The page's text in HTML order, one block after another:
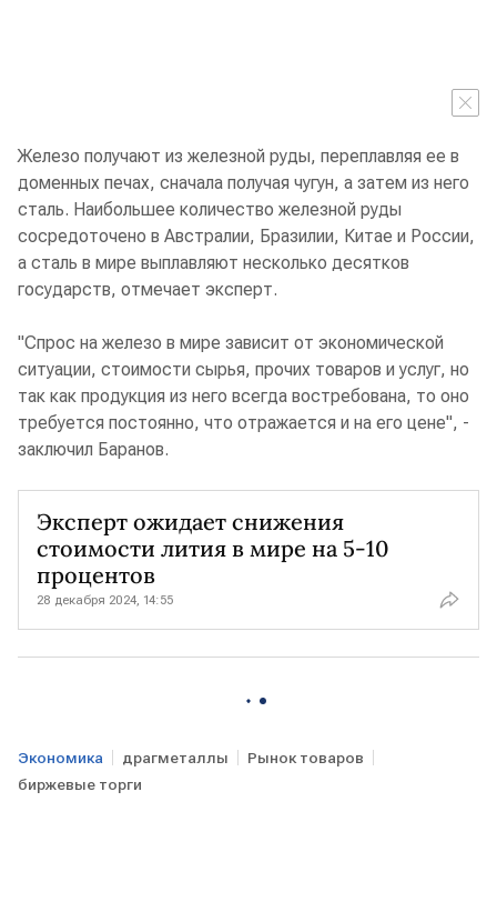
Железо получают из железной руды, переплавляя ее в
доменных печах, сначала получая чугун, а затем из него
сталь. Наибольшее количество железной руды
сосредоточено в Австралии, Бразилии, Китае и России,
а сталь в мире выплавляют несколько десятков
государств, отмечает эксперт.
"Спрос на железо в мире зависит от экономической
ситуации, стоимости сырья, прочих товаров и услуг, но
так как продукция из него всегда востребована, то оно
требуется постоянно, что отражается и на его цене", -
заключил Баранов.
Эксперт ожидает снижения
стоимости лития в мире на 5-10
процентов
28 декабря 2024, 14:55
Экономика драгметаллы
Рынок товаров
биржевые торги